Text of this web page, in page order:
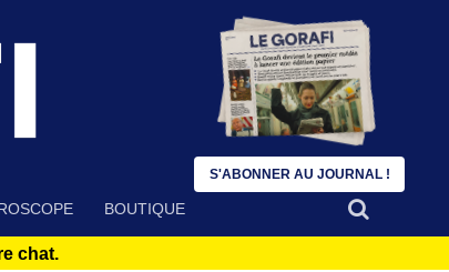
BOUTIQUE
chat.
S'ABONNER AU JOURNAL !